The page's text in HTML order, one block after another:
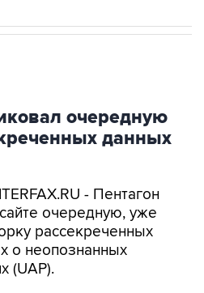
очередную
данных
- Пентагон
очередную, уже
рассекреченных
о неопознанных
(UAP).